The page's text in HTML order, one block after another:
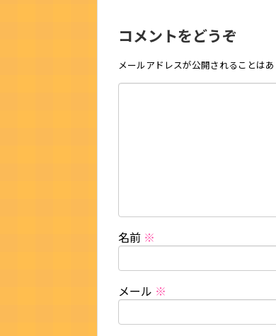
コメントをどうぞ
メールアドレスが公開されることはあ
名前 ※
メール ※